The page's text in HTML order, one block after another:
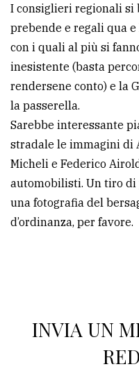
I consiglieri regionali
prebende e regali qua
con i quali al più si
inesistente (basta
rendersene conto) e la
la passerella.
Sarebbe interessante
stradale le immagini di
Micheli e Federico
automobilisti. Un tiro di
una fotografia del
d’ordinanza, per favore.
INVIA UN